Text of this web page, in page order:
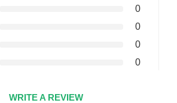
0
0
0
0
WRITE A REVIEW